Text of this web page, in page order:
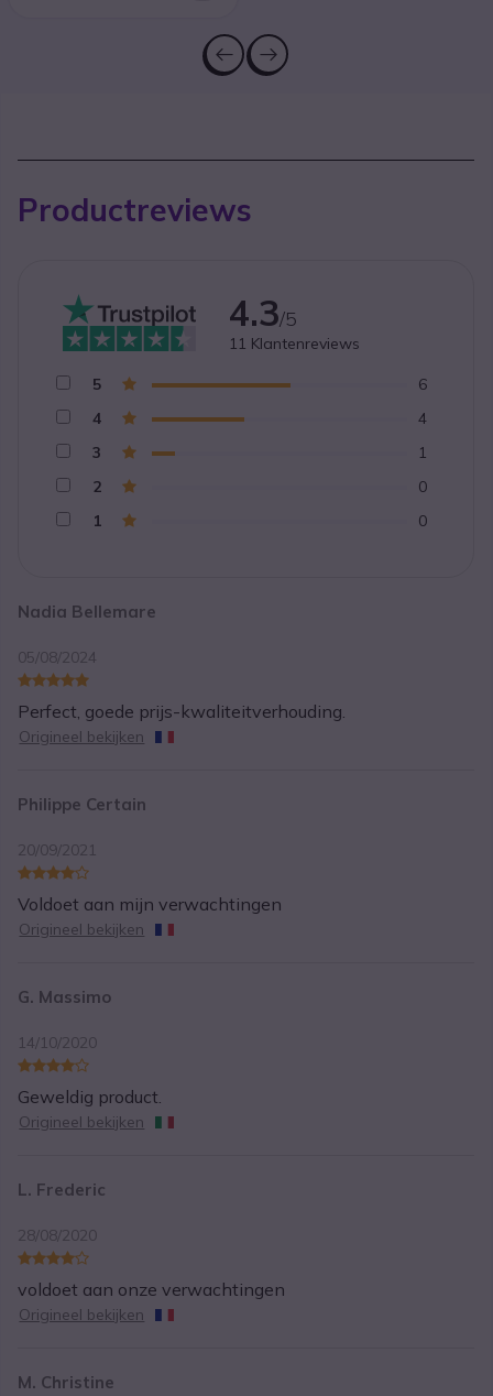
Productreviews
Nadia Bellemare
05/08/2024
Perfect, goede prijs-kwaliteitverhouding.
Origineel bekijken
Philippe Certain
20/09/2021
Voldoet aan mijn verwachtingen
Origineel bekijken
G. Massimo
14/10/2020
Geweldig product.
Origineel bekijken
L. Frederic
28/08/2020
voldoet aan onze verwachtingen
Origineel bekijken
M. Christine
4.3/5
11 Klantenreviews
5
6
4
4
3
1
2
0
1
0